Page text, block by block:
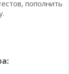
пополнить